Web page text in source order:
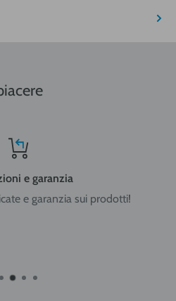
Piemonte, Liguria, Val
Lazio, Abruzzo.
Puglia, Calabria
e garanzia
e garanzia sui prodotti!